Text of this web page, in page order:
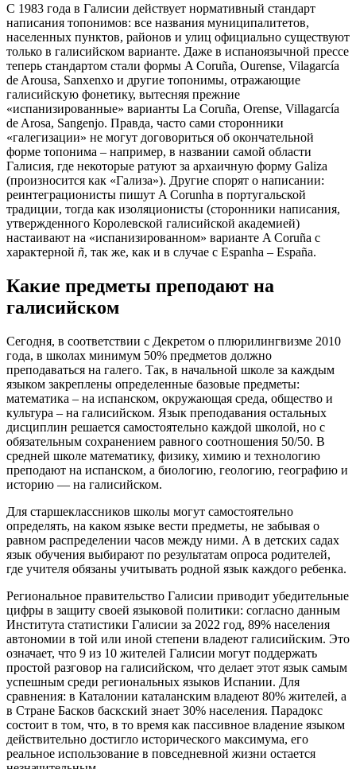
С 1983 года в Галисии действует нормативный стандарт
написания топонимов: все названия муниципалитетов,
населенных пунктов, районов и улиц официально существуют
только в галисийском варианте. Даже в испаноязычной прессе
теперь стандартом стали формы A Coruña, Ourense, Vilagarcía
de Arousa, Sanxenxo и другие топонимы, отражающие
галисийскую фонетику, вытесняя прежние
«испанизированные» варианты La Coruña, Orense, Villagarcía
de Arosa, Sangenjo. Правда, часто сами сторонники
«галегизации» не могут договориться об окончательной
форме топонима – например, в названии самой области
Галисия, где некоторые ратуют за архаичную форму Galiza
(произносится как «Гализа»). Другие спорят о написании:
реинтеграционисты пишут A Corunha в португальской
традиции, тогда как изоляционисты (сторонники написания,
утвержденного Королевской галисийской академией)
настаивают на «испанизированном» варианте A Coruña с
характерной ñ, так же, как и в случае с Espanha – España.
Какие предметы преподают на
галисийском
Сегодня, в соответствии с Декретом о плюрилингвизме 2010
года, в школах минимум 50% предметов должно
преподаваться на галего. Так, в начальной школе за каждым
языком закреплены определенные базовые предметы:
математика – на испанском, окружающая среда, общество и
культура – на галисийском. Язык преподавания остальных
дисциплин решается самостоятельно каждой школой, но с
обязательным сохранением равного соотношения 50/50. В
средней школе математику, физику, химию и технологию
преподают на испанском, а биологию, геологию, географию и
историю — на галисийском.
Для старшеклассников школы могут самостоятельно
определять, на каком языке вести предметы, не забывая о
равном распределении часов между ними. А в детских садах
язык обучения выбирают по результатам опроса родителей,
где учителя обязаны учитывать родной язык каждого ребенка.
Региональное правительство Галисии приводит убедительные
цифры в защиту своей языковой политики: согласно данным
Института статистики Галисии за 2022 год, 89% населения
автономии в той или иной степени владеют галисийским. Это
означает, что 9 из 10 жителей Галисии могут поддержать
простой разговор на галисийском, что делает этот язык самым
успешным среди региональных языков Испании. Для
сравнения: в Каталонии каталанским владеют 80% жителей, а
в Стране Басков баскский знает 30% населения. Парадокс
состоит в том, что, в то время как пассивное владение языком
действительно достигло исторического максимума, его
реальное использование в повседневной жизни остается